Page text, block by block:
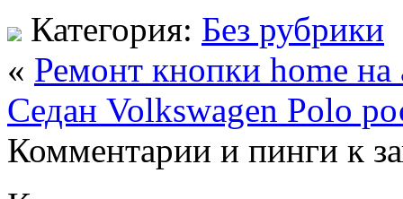
Категория: Без рубрики
« Ремонт кнопки home на
Седан Volkswagen Polo
Комментарии и пинги к